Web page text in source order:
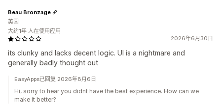
2026年6月30日
its clunky and lacks decent logic. UI is a nightmare and
generally badly thought out
Beau Bronzage
英国
大约1年 人在使用应用
EasyApps已回复 2026年8月6日
Hi, sorry to hear you didnt have the best experience. How can we
make it better?